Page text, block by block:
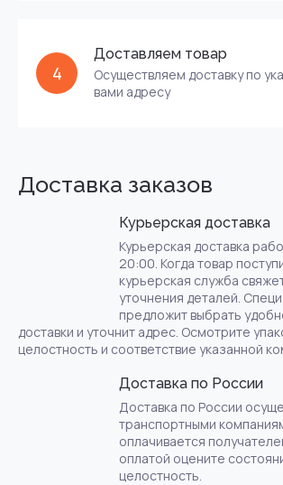
4
Доставляем товар
Осуществляем доставку по
вами адресу
Доставка заказов
Курьерская доставка
Курьерская доставка
20:00. Когда товар
курьерская служба
уточнения деталей.
предложит выбрать
доставки и уточнит адрес. Осмотрите
целостность и соответствие указанной
Доставка по России
Доставка по России
транспортными
оплачивается
оплатой оцените
целостность.